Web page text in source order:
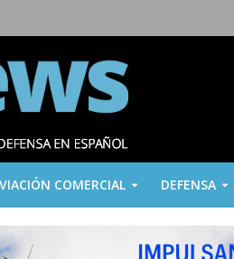
COMERCIAL DEFENSA